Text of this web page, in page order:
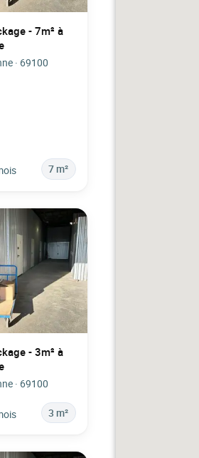
- 7m² à
· 69100
7 m²
- 3m² à
· 69100
3 m²